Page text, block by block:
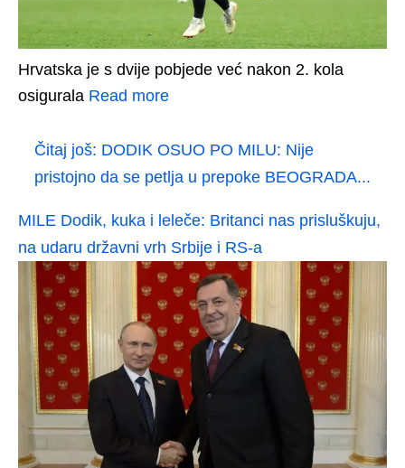
Hrvatska je s dvije pobjede već nakon 2. kola
osigurala Read more
Čitaj još: DODIK OSUO PO MILU: Nije
pristojno da se petlja u prepoke BEOGRADA...
MILE Dodik, kuka i leleče: Britanci nas prisluškuju,
na udaru državni vrh Srbije i RS-a